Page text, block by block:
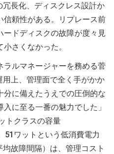
長化、ディスクレス設計か
信頼性がある。リプレース前
ドディスクの故障が度々見
さくなかった。
ラルマネージャーを務める菅
上、管理面で全く手がかか
分に備えたうえでの圧倒的な
に至る一番の魅力でした」
トクラスの容量
51ワットという低消費電力
故障間隔）は、管理コスト